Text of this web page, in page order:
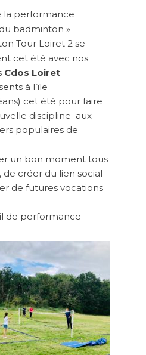
la performance
badminton »
Tour Loiret 2 se
cet été avec nos
Cdos Loiret
à l’île
cet été pour faire
discipline aux
populaires de
un bon moment tous
créer du lien social
de futures vocations
de performance